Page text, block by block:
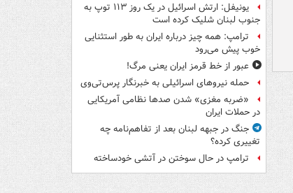
یونیفل: ارتش اسرائیل در یک روز ۱۱۳ توپ به
جنوب لبنان شلیک کرده است
ترامپ: همه چیز درباره ایران به طور استثنایی
خوب پیش می‌رود
عبور از خط قرمز ایران یعنی مرگ!
حمله نیروهای اسرائیلی به خبرنگار پرس‌تی‌وی
«ضربه مغزی» شدن صدها نظامی آمریکایی
در حملات ایران
جنگ در جبهه لبنان بعد از تفاهم‌نامه چه
تغییری کرده؟
ترامپ در حال سوختن در آتشی خودساخته